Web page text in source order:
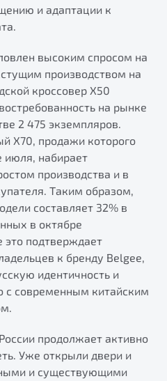
седанпри покупке
на дорогах с программой
и адаптации к
высоким спросом на
производством на
кроссовер X50
на рынке
2 475 экземпляров.
X70, продажи которого
июля, набирает
производства и в
Таким образом,
составляет 32% в
в октябре
это подтверждает
к бренду Belgee,
идентичность и
с современным китайским
продолжает активно
Уже открыли двери и
и существующими